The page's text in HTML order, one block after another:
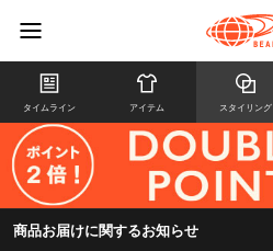
タイムライン アイテム スタイリング
商品お届けに関するお知らせ